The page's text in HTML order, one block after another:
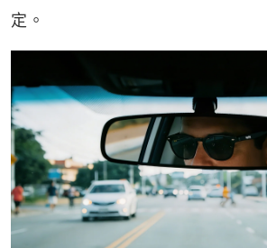
定。